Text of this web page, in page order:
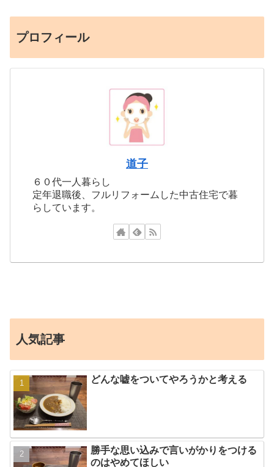
プロフィール
道子
６０代一人暮らし
定年退職後、フルリフォームした中古住宅で暮
らしています。
人気記事
どんな嘘をついてやろうかと考える
勝手な思い込みで言いがかりをつける
のはやめてほしい